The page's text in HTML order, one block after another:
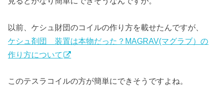
以前、ケシュ財団のコイルの作り方を載せたんですが、
ケシュ剤団 装置は本物だった？MAGRAV(マグラブ）の
作り方について
このテスラコイルの方が簡単にできそうですよね。